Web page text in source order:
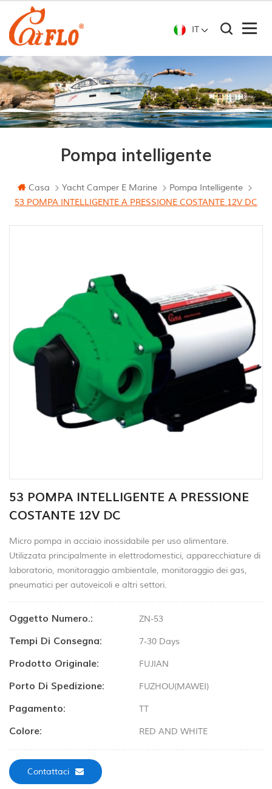
IT
Pompa intelligente
Casa Yacht Camper E Marine
Pompa Intelligente
53 POMPA INTELLIGENTE A PRESSIONE COSTANTE 12V DC
53 POMPA INTELLIGENTE A PRESSIONE
COSTANTE 12V DC
Micro pompa in acciaio inossidabile per uso alimentare.
Utilizzata principalmente in elettrodomestici, apparecchiature di
laboratorio, monitoraggio ambientale, monitoraggio dei gas,
pneumatici per autoveicoli e altri settori.
Oggetto Numero.: ZN-53
Tempi Di Consegna: 7-30 Days
Prodotto Originale: FUJIAN
Porto Di Spedizione: FUZHOU(MAWEI)
Pagamento: TT
Colore: RED AND WHITE
Contattaci